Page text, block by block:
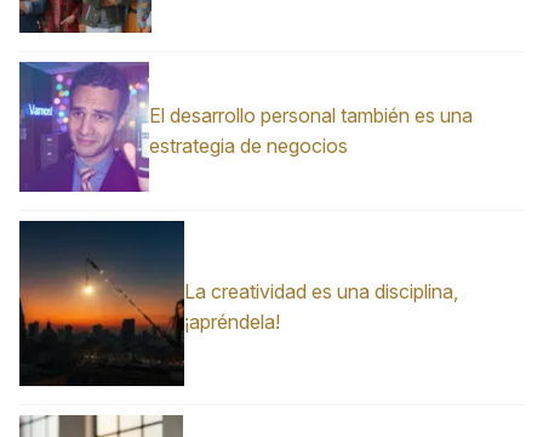
El desarrollo personal también es una
estrategia de negocios
La creatividad es una disciplina,
¡apréndela!